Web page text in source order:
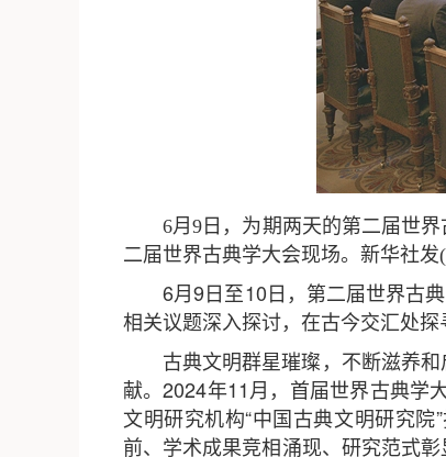
6月9日，为期两天的第二届世
二届世界古典学大会现场。新华社
6月9日至10日，第二届世界古
相关议题深入探讨，在古今交汇处探
古典文明群星璀璨，不断滋养
献。2024年11月，首届世界古典学
文明研究机构“中国古典文明研究
前、学术成果竞相涌现、研究范式